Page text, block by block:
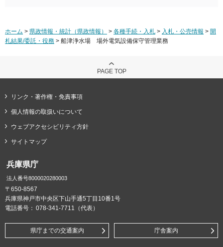
ホーム > 県政情報・統計（県政情報） > 各種手続・入札 > 入札・公売情報 > 開
札結果/委託・役務 > 船津浄水場 場外電気設備保守管理業務
PAGE TOP
リンク・著作権・免責事項
個人情報の取扱いについて
ウェブアクセシビリティ方針
サイトマップ
兵庫県庁
法人番号8000020280003
〒650-8567
兵庫県神戸市中央区下山手通5丁目10番1号
電話番号： 078-341-7711（代表）
県庁までの交通案内 庁舎案内